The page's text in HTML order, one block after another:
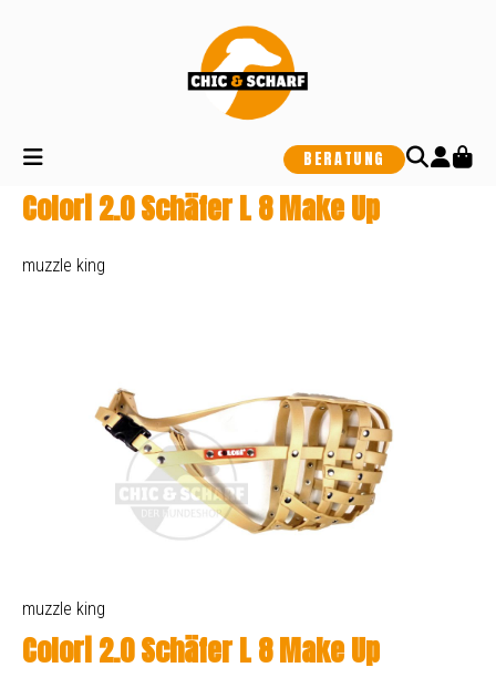
BERATUNG
Colori 2.0 Schäfer L 8 Make Up
muzzle king
muzzle king
Colori 2.0 Schäfer L 8 Make Up